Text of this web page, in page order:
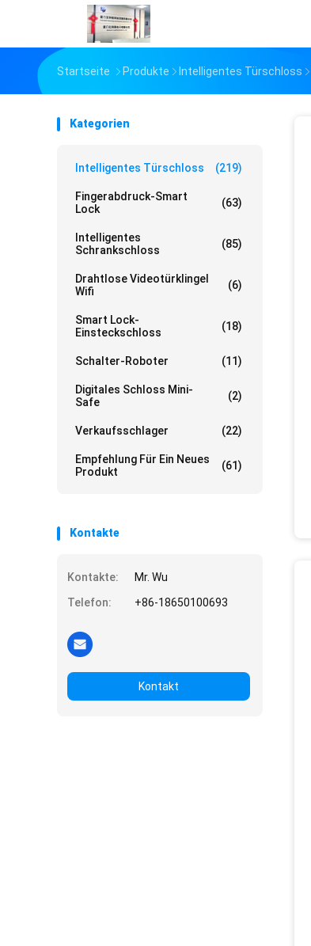
Startseite Produkte Intelligentes Türschloss
Kategorien
Intelligentes Türschloss (219)
Fingerabdruck-Smart
Lock
(63)
Intelligentes
Schrankschloss
(85)
Drahtlose Videotürklingel
Wifi
(6)
Smart Lock-
Einsteckschloss
(18)
Schalter-Roboter (11)
Digitales Schloss Mini-
Safe
(2)
Verkaufsschlager (22)
Empfehlung Für Ein Neues
Produkt
(61)
Kontakte
Kontakte:
Mr. Wu
Telefon:
+86-18650100693
Kontakt